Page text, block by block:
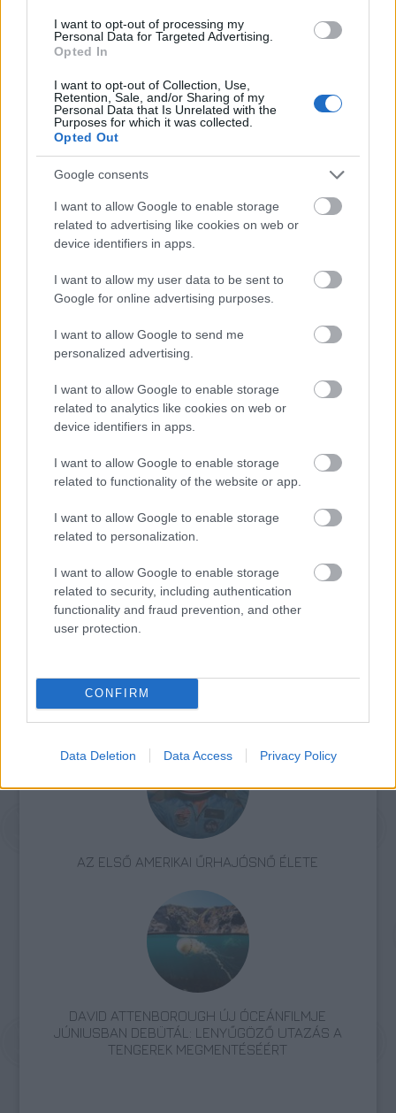
I want to opt-out of processing my
Personal Data for Targeted Advertising.
Opted In
I want to opt-out of Collection, Use,
Retention, Sale, and/or Sharing of my
Personal Data that Is Unrelated with the
Purposes for which it was collected.
Opted Out
Google consents
I want to allow Google to enable storage
related to advertising like cookies on web or
device identifiers in apps.
I want to allow my user data to be sent to
Google for online advertising purposes.
I want to allow Google to send me
personalized advertising.
I want to allow Google to enable storage
related to analytics like cookies on web or
device identifiers in apps.
I want to allow Google to enable storage
related to functionality of the website or app.
I want to allow Google to enable storage
related to personalization.
I want to allow Google to enable storage
related to security, including authentication
functionality and fraud prevention, and other
user protection.
CONFIRM
Data Deletion Data Access Privacy Policy
viszont meglepő tény, hogy a konkrét terv
kidolgozása csak 1969-ben kezdődött -
megalakulásával elindult a Kelet és Nyugat
közötti enyhülés folyamata. Ennek
bizonyítékát pedig az összeesküvési
mániában szenvedő Erich Mielkének, a
keletnémet állambiztonsági minisztérium
Az NDK nemzetvédelmi tanácsának 1969
októberében tartott ülésén hozta szóba
először egy hadseregtábornok a Nyugat-
Berlin elfoglalását célzó tervet. Előadásának
dokumentációja azonban - gyaníthatóan
1989 novemberében, a vértelen keletnémet
forradalom idején - nyomtalanul eltűnt.
kézzel készített írásos feljegyzése. Ez a
bizonyítéka annak, hogy az NDK legfelső
szintű vezetői konkrét háborús tervvel
rendelkeztek Nyugat-Berlin lerohanására.
Németország
A BOLDOGSÁG NYOMÁBAN
AZ ELSŐ AMERIKAI ŰRHAJÓSNŐ ÉLETE
DAVID ATTENBOROUGH ÚJ ÓCEÁNFILMJE
JÚNIUSBAN DEBÜTÁL: LENYŰGÖZŐ UTAZÁS A
TENGEREK MEGMENTÉSÉÉRT